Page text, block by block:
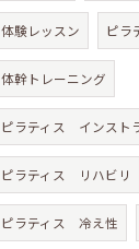
体験レッスン ピラ
体幹トレーニング
ピラティス インスト
ピラティス リハビリ
ピラティス 冷え性